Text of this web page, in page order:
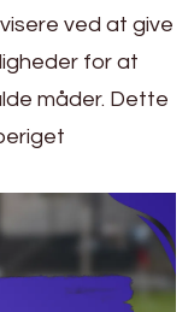
ved at give
for at
måder. Dette